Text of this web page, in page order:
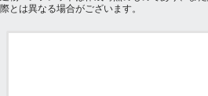
際とは異なる場合がございます。